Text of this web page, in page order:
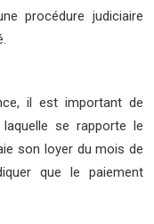
procédure judiciaire
il est important de
se rapporte le
son loyer du mois de
que le paiement